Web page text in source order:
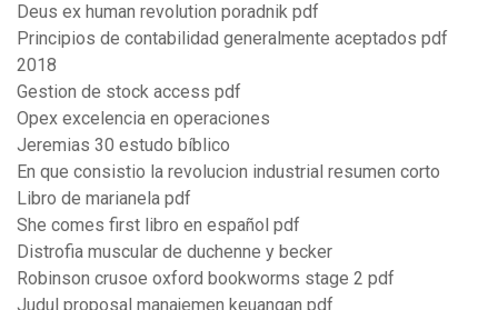
Deus ex human revolution poradnik pdf
Principios de contabilidad generalmente aceptados pdf
2018
Gestion de stock access pdf
Opex excelencia en operaciones
Jeremias 30 estudo bíblico
En que consistio la revolucion industrial resumen corto
Libro de marianela pdf
She comes first libro en español pdf
Distrofia muscular de duchenne y becker
Robinson crusoe oxford bookworms stage 2 pdf
Judul proposal manajemen keuangan pdf